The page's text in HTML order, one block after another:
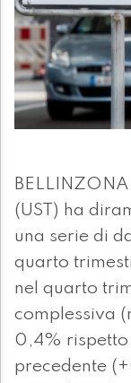
(UST) ha
una serie di
quarto
nel quarto
complessiva
0,4% rispetto
precedente